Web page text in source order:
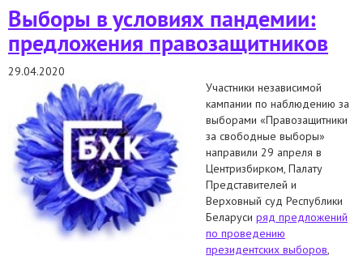
Выборы в условиях пандемии:
предложения правозащитников
29.04.2020
Участники независимой
кампании по наблюдению за
выборами «Правозащитники
за свободные выборы»
направили 29 апреля в
Центризбирком, Палату
Представителей и
Верховный суд Республики
Беларуси ряд предложений
по проведению
президентских выборов,